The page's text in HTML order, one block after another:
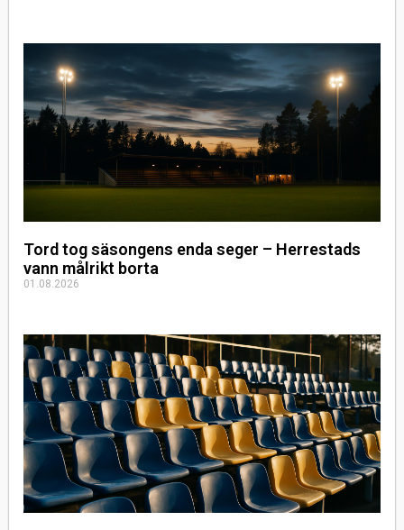
Tord tog säsongens enda seger – Herrestads
vann målrikt borta
01.08.2026